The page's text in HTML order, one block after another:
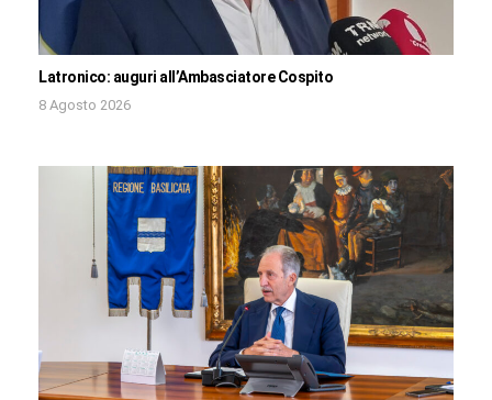
Latronico: auguri all’Ambasciatore Cospito
8 Agosto 2026